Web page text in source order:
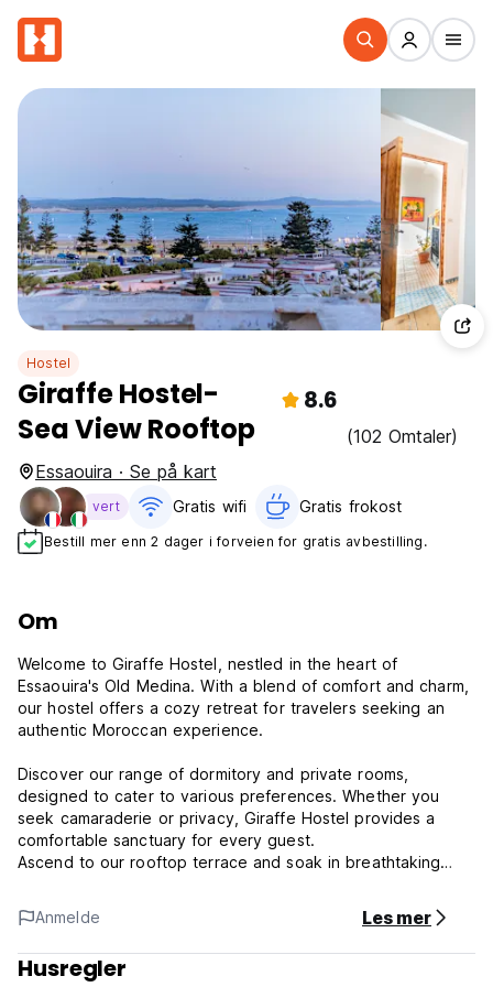
Hostel
Giraffe Hostel-
Sea View Rooftop
8.6
(102 Omtaler)
Essaouira · Se på kart
vert Gratis wifi‎ Gratis frokost‎
Bestill mer enn 2 dager i forveien for gratis avbestilling.
Om
Welcome to Giraffe Hostel, nestled in the heart of
Essaouira's Old Medina. With a blend of comfort and charm,
our hostel offers a cozy retreat for travelers seeking an
authentic Moroccan experience.
Discover our range of dormitory and private rooms,
designed to cater to various preferences. Whether you
seek camaraderie or privacy, Giraffe Hostel provides a
comfortable sanctuary for every guest.
Ascend to our rooftop terrace and soak in breathtaking
amidst the sea breeze, you can unwind, socialize, and
create lasting memories against the backdrop of Essaouira's
timeless beauty.
Anmelde Les mer
Husregler